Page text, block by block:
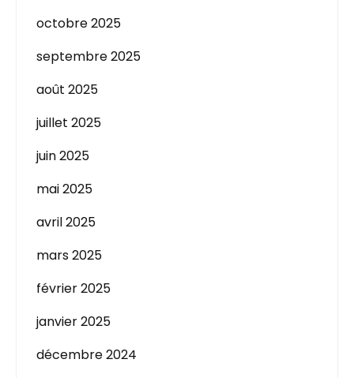
octobre 2025
septembre 2025
août 2025
juillet 2025
juin 2025
mai 2025
avril 2025
mars 2025
février 2025
janvier 2025
décembre 2024